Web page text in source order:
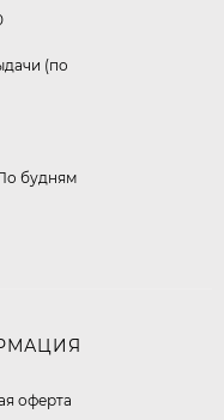
(по
будням
оферта